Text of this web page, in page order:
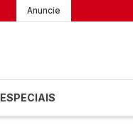
Anuncie
ESPECIAIS